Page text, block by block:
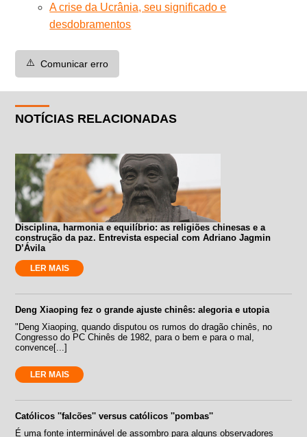
A crise da Ucrânia, seu significado e
desdobramentos
⚠️ Comunicar erro
NOTÍCIAS RELACIONADAS
Disciplina, harmonia e equilíbrio: as religiões chinesas e a
construção da paz. Entrevista especial com Adriano Jagmin
D’Ávila
LER MAIS
Deng Xiaoping fez o grande ajuste chinês: alegoria e utopia
"Deng Xiaoping, quando disputou os rumos do dragão chinês, no
Congresso do PC Chinês de 1982, para o bem e para o mal,
convence[...]
LER MAIS
Católicos ''falcões'' versus católicos ''pombas''
É uma fonte interminável de assombro para alguns observadores